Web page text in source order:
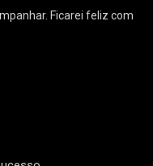
Ficarei feliz com